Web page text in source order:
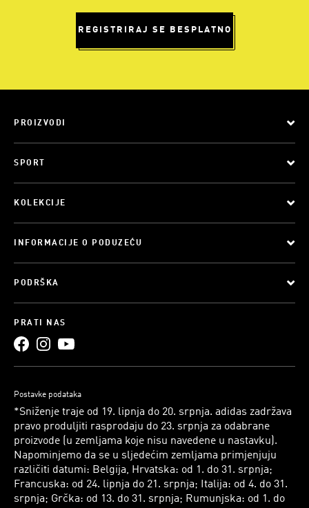
REGISTRIRAJ SE BESPLATNO
PROIZVODI
SPORT
KOLEKCIJE
INFORMACIJE O PODUZEĆU
PODRŠKA
PRATI NAS
Postavke podataka
*Sniženje traje od 19. lipnja do 20. srpnja. adidas zadržava
pravo produljiti rasprodaju do 23. srpnja za odabrane
proizvode (u zemljama koje nisu navedene u nastavku).
Napominjemo da se u sljedećim zemljama primjenjuju
različiti datumi: Belgija, Hrvatska: od 1. do 31. srpnja;
Francuska: od 24. lipnja do 21. srpnja; Italija: od 4. do 31.
srpnja; Grčka: od 13. do 31. srpnja; Rumunjska: od 1. do